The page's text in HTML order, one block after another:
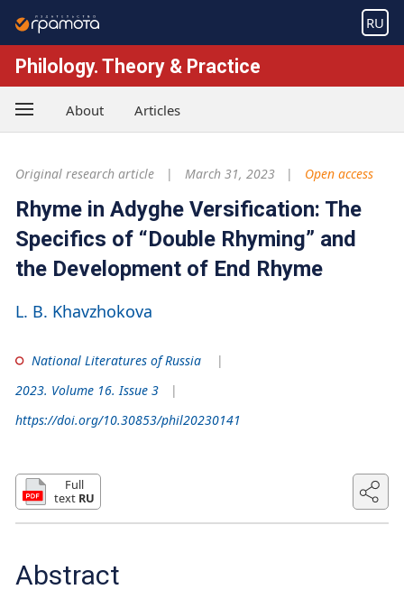
RU
Philology. Theory & Practice
About Articles
Original research article March 31, 2023 Open access
Rhyme in Adyghe Versification: The
Specifics of “Double Rhyming” and
the Development of End Rhyme
L. B. Khavzhokova
National Literatures of Russia
2023. Volume 16. Issue 3
https://doi.org/10.30853/phil20230141
Full
text RU
Abstract